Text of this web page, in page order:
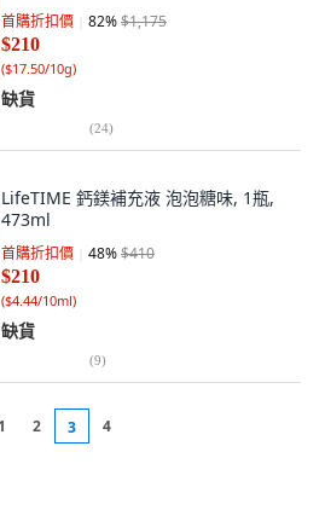
首購折扣價 82%$1,175
$210
($17.50/10g)
缺貨
(24)
LifeTIME 鈣鎂補充液 泡泡糖味, 1瓶,
473ml
首購折扣價 48%$410
$210
($4.44/10ml)
缺貨
(9)
1 2 3 4